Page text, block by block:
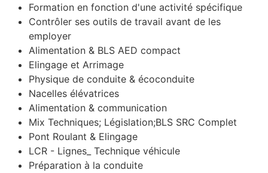
Formation en fonction d'une activité spécifique
Contrôler ses outils de travail avant de les
employer
Alimentation & BLS AED compact
Elingage et Arrimage
Physique de conduite & écoconduite
Nacelles élévatrices
Alimentation & communication
Mix Techniques; Législation;BLS SRC Complet
Pont Roulant & Elingage
LCR - Lignes_ Technique véhicule
Préparation à la conduite